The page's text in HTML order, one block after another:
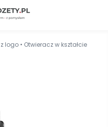
logo • Otwieracz w kształcie